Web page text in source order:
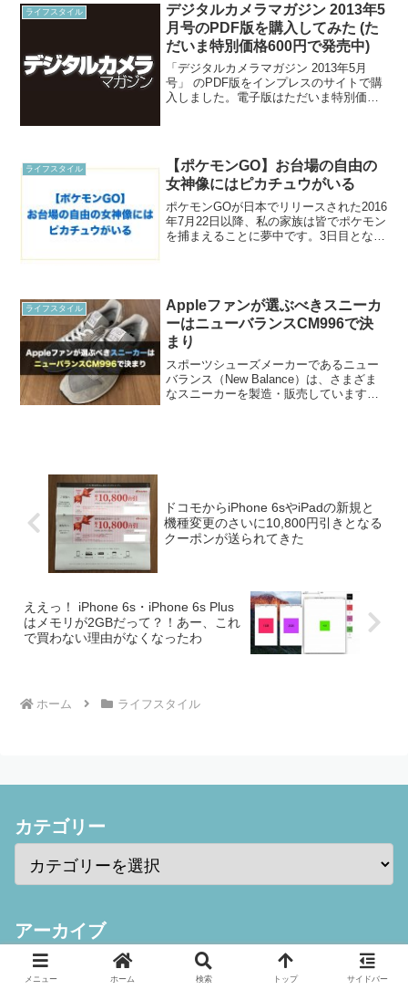
ライフスタイル
デジタルカメラマガジン 2013年5
月号のPDF版を購入してみた (た
だいま特別価格600円で発売中)
「デジタルカメラマガジン 2013年5月
号」 のPDF版をインプレスのサイトで購
入しました。電子版はただいま特別価格
週。...
ライフスタイル
【ポケモンGO】お台場の自由の
女神像にはピカチュウがいる
ポケモンGOが日本でリリースされた2016
年7月22日以降、私の家族は皆でポケモン
を捕まえることに夢中です。3日目となる
ライフスタイル
Appleファンが選ぶべきスニーカ
ーはニューバランスCM996で決
まり
スポーツシューズメーカーであるニュー
バランス（New Balance）は、さまざま
なスニーカーを製造・販売しています。
ドコモからiPhone 6sやiPadの新規と
機種変更のさいに10,800円引きとなる
クーポンが送られてきた
ええっ！ iPhone 6s・iPhone 6s Plus
はメモリが2GBだって？！あー、これ
で買わない理由がなくなったわ
ホーム ライフスタイル
カテゴリー
アーカイブ
メニュー ホーム 検索 トップ サイドバー